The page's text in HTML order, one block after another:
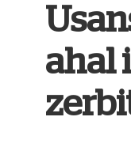
ahal